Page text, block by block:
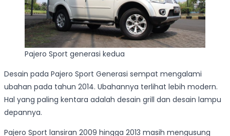
Pajero Sport generasi kedua
Desain pada Pajero Sport Generasi sempat mengalami
ubahan pada tahun 2014. Ubahannya terlihat lebih modern.
Hal yang paling kentara adalah desain grill dan desain lampu
depannya.
Pajero Sport lansiran 2009 hingga 2013 masih mengusung